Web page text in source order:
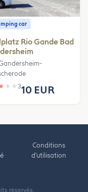
car
Rio Gande Bad
★ ★ 310 EUR
Conditions
d'utilisation
réservés.